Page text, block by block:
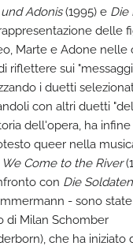
Adonis(1995) e Die
delle
Marte e Adone nelle
riflettere sui
i duetti
con altri duetti
dell'opera, ha
queer nella
We Come to the River
con Die Soldaten
- sono
di Milan Schomber
che ha iniziato